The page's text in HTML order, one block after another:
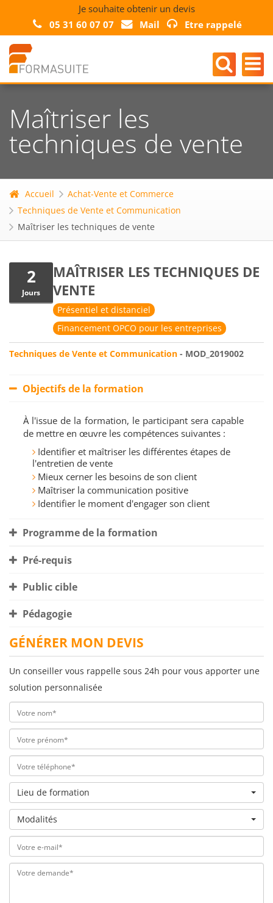
Je souhaite obtenir un devis
05 31 60 07 07
Mail Etre rappelé
Maîtriser les
techniques de vente
Accueil
Achat-Vente et Commerce
Techniques de Vente et Communication
Maîtriser les techniques de vente
2
Jours
MAÎTRISER LES TECHNIQUES DE
VENTE
Présentiel et distanciel
Financement OPCO pour les entreprises
Techniques de Vente et Communication - MOD_2019002
Objectifs de la formation
À l'issue de la formation, le participant sera capable
de mettre en œuvre les compétences suivantes :
Identifier et maîtriser les différentes étapes de
l'entretien de vente
Mieux cerner les besoins de son client
Maîtriser la communication positive
Identifier le moment d'engager son client
Programme de la formation
Pré-requis
Public cible
Pédagogie
GÉNÉRER MON DEVIS
Un conseiller vous rappelle sous 24h pour vous apporter une
solution personnalisée
Lieu de formation
Modalités